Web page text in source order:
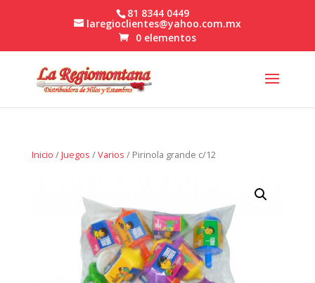
81 8344 0449
laregioclientes@yahoo.com.mx
0 elementos
Inicio /Juegos /Varios / Pirinola grande c/12